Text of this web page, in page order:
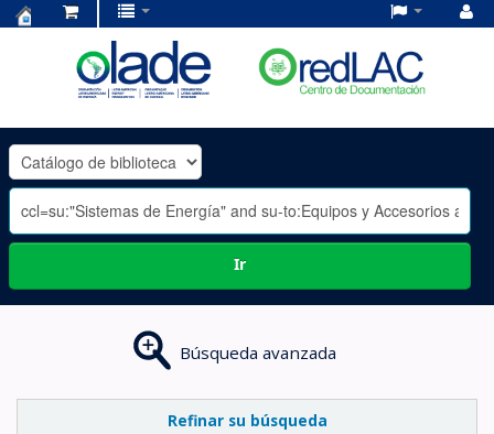
OLADE
-
Ir
Búsqueda avanzada
Refinar su búsqueda